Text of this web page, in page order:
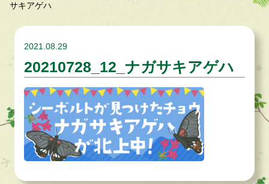
サキアゲハ
2021.08.29
20210728_12_ナガサキアゲハ